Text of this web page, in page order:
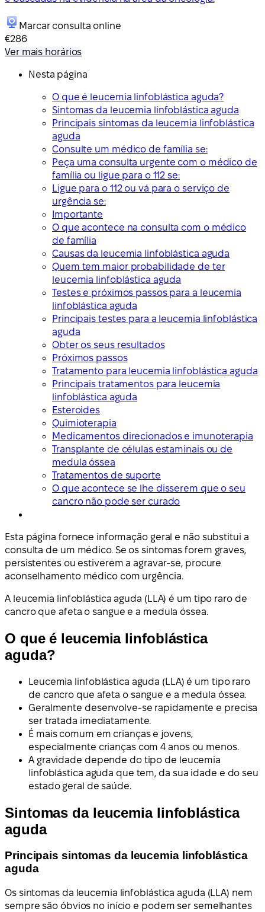
Marcar consulta online
€286
Ver mais horários
Nesta página
O que é leucemia linfoblástica aguda?
Sintomas da leucemia linfoblástica aguda
Principais sintomas da leucemia linfoblástica
aguda
Consulte um médico de família se:
Peça uma consulta urgente com o médico de
família ou ligue para o 112 se:
Ligue para o 112 ou vá para o serviço de
urgência se:
Importante
O que acontece na consulta com o médico
de família
Causas da leucemia linfoblástica aguda
Quem tem maior probabilidade de ter
leucemia linfoblástica aguda
Testes e próximos passos para a leucemia
linfoblástica aguda
Principais testes para a leucemia linfoblástica
aguda
Obter os seus resultados
Próximos passos
Tratamento para leucemia linfoblástica aguda
Principais tratamentos para leucemia
linfoblástica aguda
Esteroides
Quimioterapia
Medicamentos direcionados e imunoterapia
Transplante de células estaminais ou de
medula óssea
Tratamentos de suporte
O que acontece se lhe disserem que o seu
cancro não pode ser curado
Esta página fornece informação geral e não substitui a
consulta de um médico. Se os sintomas forem graves,
persistentes ou estiverem a agravar-se, procure
aconselhamento médico com urgência.
A leucemia linfoblástica aguda (LLA) é um tipo raro de
cancro que afeta o sangue e a medula óssea.
O que é leucemia linfoblástica
aguda?
Leucemia linfoblástica aguda (LLA) é um tipo raro
de cancro que afeta o sangue e a medula óssea.
Geralmente desenvolve-se rapidamente e precisa
ser tratada imediatamente.
É mais comum em crianças e jovens,
especialmente crianças com 4 anos ou menos.
A gravidade depende do tipo de leucemia
linfoblástica aguda que tem, da sua idade e do seu
estado geral de saúde.
Sintomas da leucemia linfoblástica
aguda
Principais sintomas da leucemia linfoblástica
aguda
Os sintomas da leucemia linfoblástica aguda (LLA) nem
sempre são óbvios no início e podem ser semelhantes